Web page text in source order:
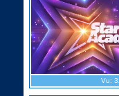
Vu: